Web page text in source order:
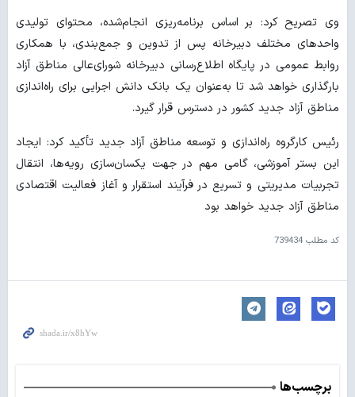
وی تصریح کرد: بر اساس برنامه‌ریزی انجام‌شده، محتوای تولیدی
واحدهای مختلف دبیرخانه پس از تدوین و جمع‌بندی، با همکاری
روابط عمومی در پایگاه اطلاع‌رسانی دبیرخانه شورای‌عالی مناطق آزاد
بارگذاری خواهد شد تا به‌عنوان یک بانک دانش اجرایی برای راه‌اندازی
مناطق آزاد جدید کشور در دسترس قرار گیرد.
رئیس کارگروه راه‌اندازی و توسعه مناطق آزاد جدید تأکید کرد: ایجاد
این بستر آموزشی، گامی مهم در جهت یکسان‌سازی رویه‌ها، انتقال
تجربیات مدیریتی و تسریع در فرآیند استقرار و آغاز فعالیت اقتصادی
مناطق آزاد جدید خواهد بود
کد مطلب 739434
برچسب‌ها